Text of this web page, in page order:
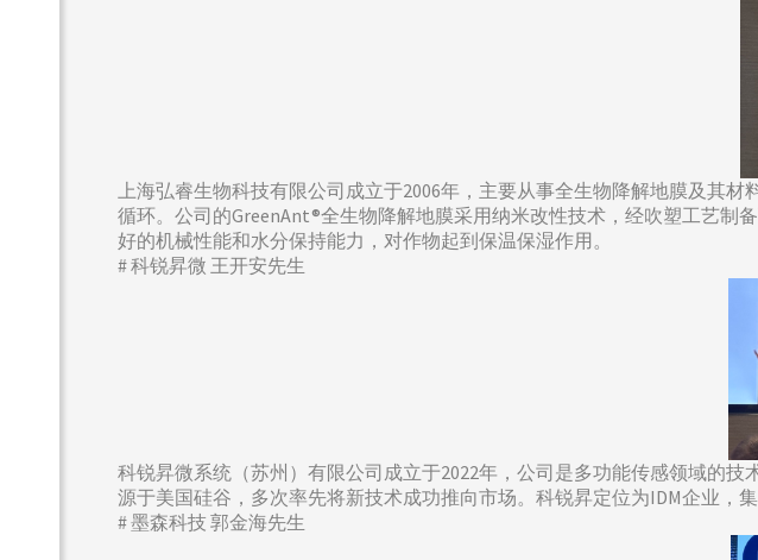
上海弘睿生物科技有限公司成立于2006年，主要从事全生物降解地膜及其
循环。公司的GreenAnt®全生物降解地膜采用纳米改性技术，经吹塑工艺
好的机械性能和水分保持能力，对作物起到保温保湿作用。
# 科锐昇微 王开安先生
科锐昇微系统（苏州）有限公司成立于2022年，公司是多功能传感领域的
源于美国硅谷，多次率先将新技术成功推向市场。科锐昇定位为IDM企业，
# 墨森科技 郭金海先生